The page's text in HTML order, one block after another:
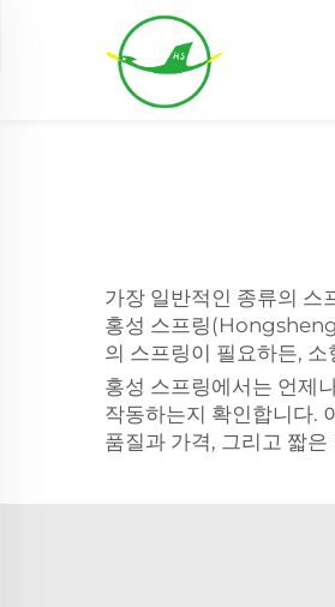
가장 일반적인 종류의 스
홍성 스프링
의 스프링이 필요하든,
홍성 스프링에서는 언제
작동하는지 확인합니다.
품질과 가격, 그리고 짧